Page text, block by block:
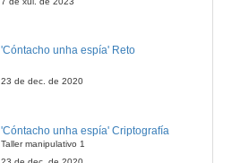
9 de xul. de 2012
'Cóntacho unha espía' Reto
23 de dec. de 2020
'Cóntacho unha espía' Criptografía
Taller manipulativo 1